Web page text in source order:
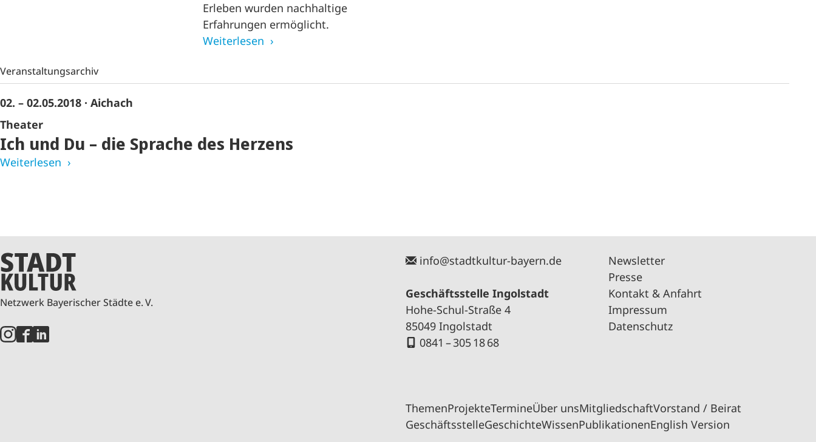
Erleben wurden nachhaltige
Erfahrungen ermöglicht.
Weiterlesen
Veranstaltungsarchiv
02. – 02.05.2018 · Aichach
Theater
Ich und Du – die Sprache des Herzens
Weiterlesen
Netzwerk Bayerischer Städte e. V.
info@stadtkultur-bayern.de
Geschäftsstelle Ingolstadt
Hohe-Schul-Straße 4
85049 Ingolstadt
0841 – 305 18 68
Newsletter
Presse
Kontakt & Anfahrt
Impressum
Datenschutz
ThemenProjekteTermineÜber unsMitgliedschaftVorstand / Beirat
GeschäftsstelleGeschichteWissenPublikationenEnglish Version